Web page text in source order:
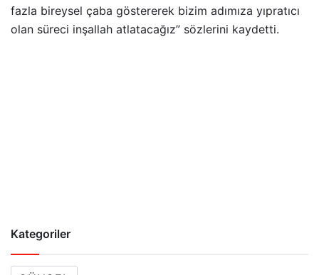
fazla bireysel çaba göstererek bizim adımıza yıpratıcı
olan süreci inşallah atlatacağız” sözlerini kaydetti.
Kategoriler